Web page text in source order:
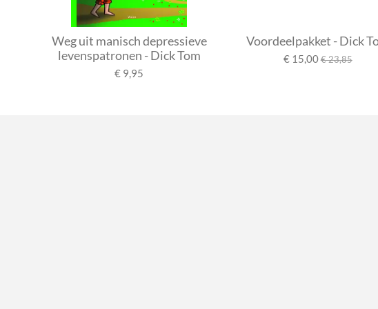
Weg uit manisch depressieve
levenspatronen - Dick Tom
€ 9,95
Voordeelpakket - Dick
€ 15,00€ 23,85